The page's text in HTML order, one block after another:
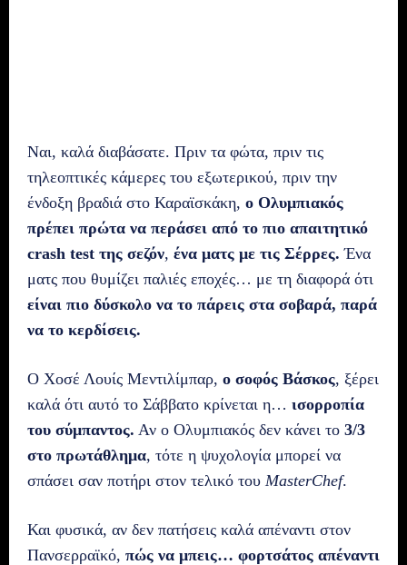
Ναι, καλά διαβάσατε. Πριν τα φώτα, πριν τις
τηλεοπτικές κάμερες του εξωτερικού, πριν την
ένδοξη βραδιά στο Καραϊσκάκη, ο Ολυμπιακός
πρέπει πρώτα να περάσει από το πιο απαιτητικό
crash test της σεζόν, ένα ματς με τις Σέρρες. Ένα
ματς που θυμίζει παλιές εποχές… με τη διαφορά ότι
είναι πιο δύσκολο να το πάρεις στα σοβαρά, παρά
να το κερδίσεις.
Ο Χοσέ Λουίς Μεντιλίμπαρ, ο σοφός Βάσκος, ξέρει
καλά ότι αυτό το Σάββατο κρίνεται η… ισορροπία
του σύμπαντος. Αν ο Ολυμπιακός δεν κάνει το 3/3
στο πρωτάθλημα, τότε η ψυχολογία μπορεί να
σπάσει σαν ποτήρι στον τελικό του MasterChef.
Και φυσικά, αν δεν πατήσεις καλά απέναντι στον
Πανσερραϊκό, πώς να μπεις… φορτσάτος απέναντι